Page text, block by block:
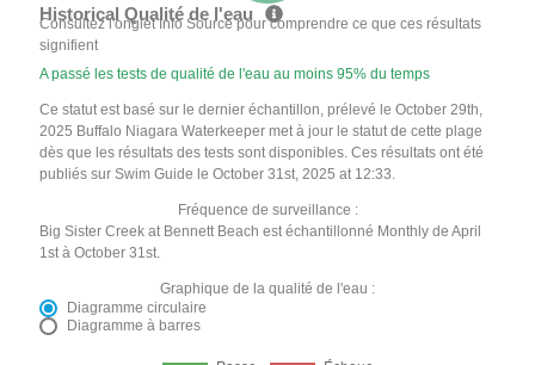
Historical Qualité de l'eau
Consultez l'onglet Info Source pour comprendre ce que ces résultats
signifient
A passé les tests de qualité de l'eau au moins 95% du temps
Ce statut est basé sur le dernier échantillon, prélevé le October 29th,
2025 Buffalo Niagara Waterkeeper met à jour le statut de cette plage
dès que les résultats des tests sont disponibles. Ces résultats ont été
publiés sur Swim Guide le October 31st, 2025 at 12:33.
Fréquence de surveillance :
Big Sister Creek at Bennett Beach est échantillonné Monthly de April
1st à October 31st.
Graphique de la qualité de l'eau :
Diagramme circulaire
Diagramme à barres